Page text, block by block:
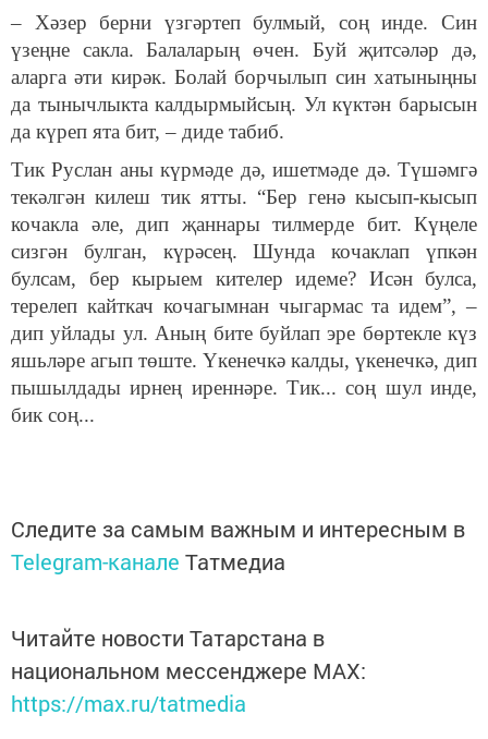
– Хәзер берни үзгәртеп булмый, соң инде. Син
үзеңне сакла. Балаларың өчен. Буй җитсәләр дә,
аларга әти кирәк. Болай борчылып син хатыныңны
да тынычлыкта калдырмыйсың. Ул күктән барысын
да күреп ята бит, – диде табиб.
Тик Руслан аны күрмәде дә, ишетмәде дә. Түшәмгә
текәлгән килеш тик ятты. “Бер генә кысып-кысып
кочакла әле, дип җаннары тилмерде бит. Күңеле
сизгән булган, күрәсең. Шунда кочаклап үпкән
булсам, бер кырыем кителер идеме? Исән булса,
терелеп кайткач кочагымнан чыгармас та идем”, –
дип уйлады ул. Аның бите буйлап эре бөртекле күз
яшьләре агып төште. Үкенечкә калды, үкенечкә, дип
пышылдады ирнең иреннәре. Тик... соң шул инде,
бик соң...
Следите за самым важным и интересным в
Telegram-канале Татмедиа
Читайте новости Татарстана в
национальном мессенджере MАХ:
https://max.ru/tatmedia